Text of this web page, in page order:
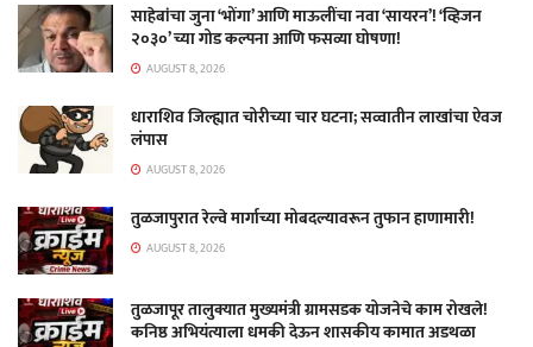
साहेबांचा जुना ‘भोंगा’ आणि माऊलींचा नवा ‘सायरन’! ‘व्हिजन
२०३०’ च्या गोड कल्पना आणि फसव्या घोषणा!
AUGUST 8, 2026
धाराशिव जिल्ह्यात चोरीच्या चार घटना; सव्वातीन लाखांचा ऐवज
लंपास
AUGUST 8, 2026
तुळजापुरात रेल्वे मार्गाच्या मोबदल्यावरून तुफान हाणामारी!
AUGUST 8, 2026
तुळजापूर तालुक्यात मुख्यमंत्री ग्रामसडक योजनेचे काम रोखले!
कनिष्ठ अभियंत्याला धमकी देऊन शासकीय कामात अडथळा